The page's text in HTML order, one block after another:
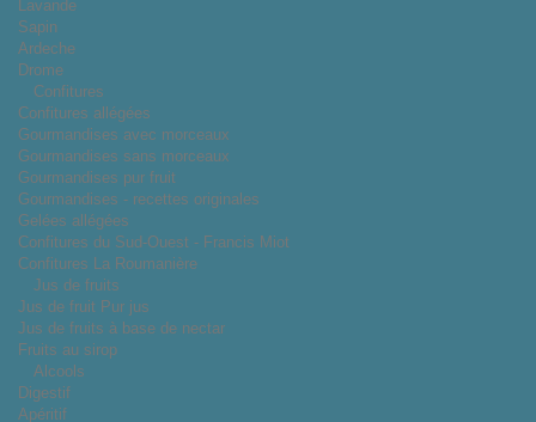
Lavande
Sapin
Ardeche
Drome
Confitures
Confitures allégées
Gourmandises avec morceaux
Gourmandises sans morceaux
Gourmandises pur fruit
Gourmandises - recettes originales
Gelées allégées
Confitures du Sud-Ouest - Francis Miot
Confitures La Roumanière
Jus de fruits
Jus de fruit Pur jus
Jus de fruits à base de nectar
Fruits au sirop
Alcools
Digestif
Apéritif